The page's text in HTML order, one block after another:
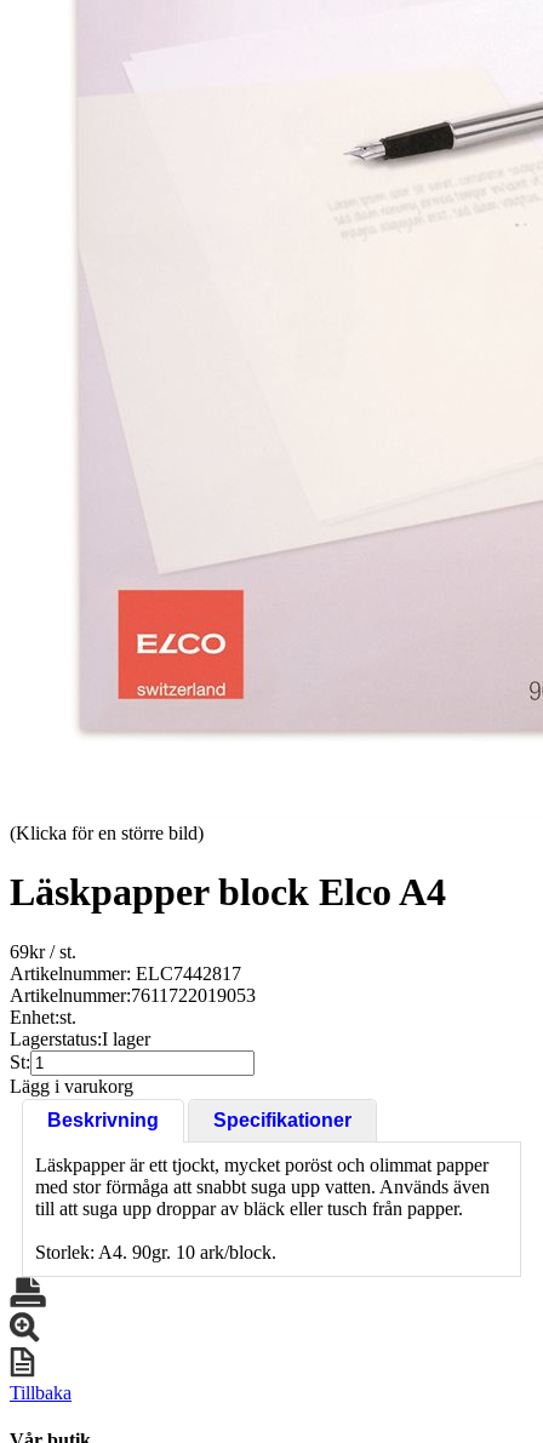
(Klicka för en större bild)
Läskpapper block Elco A4
69kr/ st.
Artikelnummer: ELC7442817
Artikelnummer:7611722019053
Enhet:st.
Lagerstatus:I lager
St:
Lägg i varukorg
Beskrivning
Specifikationer
Läskpapper är ett tjockt, mycket poröst och olimmat papper
med stor förmåga att snabbt suga upp vatten. Används även
till att suga upp droppar av bläck eller tusch från papper.
Storlek: A4. 90gr. 10 ark/block.
Tillbaka